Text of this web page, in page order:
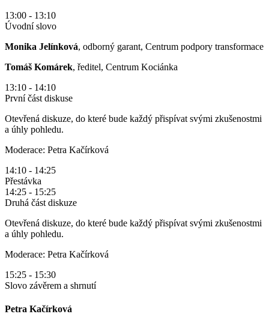
13:00 - 13:10
Úvodní slovo
Monika Jelínková, odborný garant, Centrum podpory transformace
Tomáš Komárek, ředitel, Centrum Kociánka
13:10 - 14:10
První část diskuse
Otevřená diskuze, do které bude každý přispívat svými zkušenostmi
a úhly pohledu.
Moderace: Petra Kačírková
14:10 - 14:25
Přestávka
14:25 - 15:25
Druhá část diskuze
Otevřená diskuze, do které bude každý přispívat svými zkušenostmi
a úhly pohledu.
Moderace: Petra Kačírková
15:25 - 15:30
Slovo závěrem a shrnutí
Petra Kačírková